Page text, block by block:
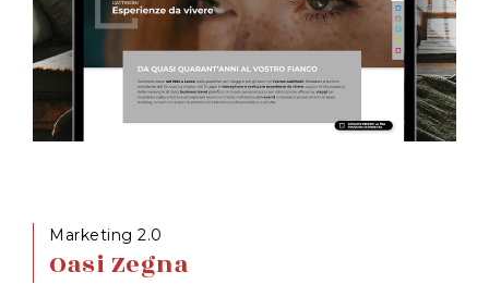
Marketing 2.0
Oasi Zegna